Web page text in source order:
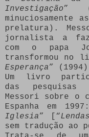
Investigação”
minuciosamente
prelatura).
jornalista a
com o papa
transformou no
Esperança”
Um livro
das
Messori sobre o
Espanha em
Iglesia” [“
sem tradução ao